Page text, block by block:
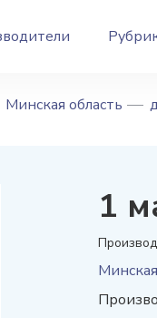
Минская область
1